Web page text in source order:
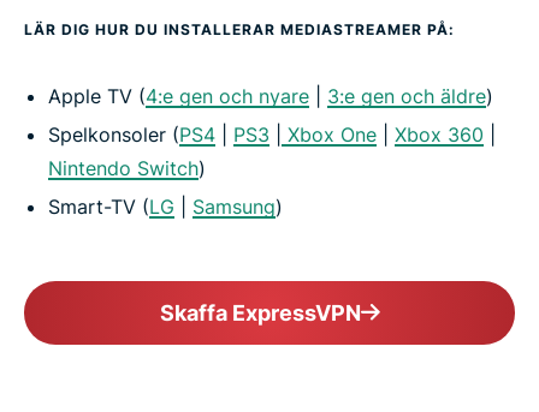
LÄR DIG HUR DU INSTALLERAR MEDIASTREAMER PÅ:
Apple TV (4:e gen och nyare 3:e gen och äldre)
Spelkonsoler (PS4 PS3 Xbox One Xbox 360
Nintendo Switch)
Smart-TV (LG Samsung)
Skaffa ExpressVPN